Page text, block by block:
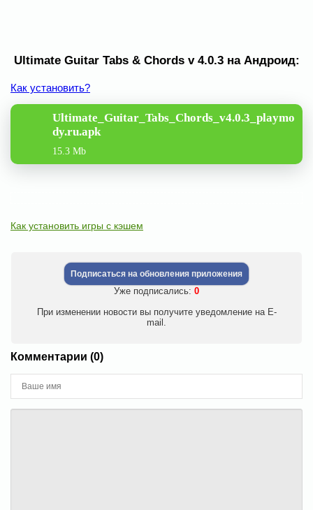
Ultimate Guitar Tabs & Chords v 4.0.3 на Андроид:
Как установить?
Ultimate_Guitar_Tabs_Chords_v4.0.3_playmo
dy.ru.apk
15.3 Mb
Как установить игры с кэшем
Подписаться на обновления приложения
Уже подписались: 0
При изменении новости вы получите уведомление на E-
mail.
Комментарии (0)